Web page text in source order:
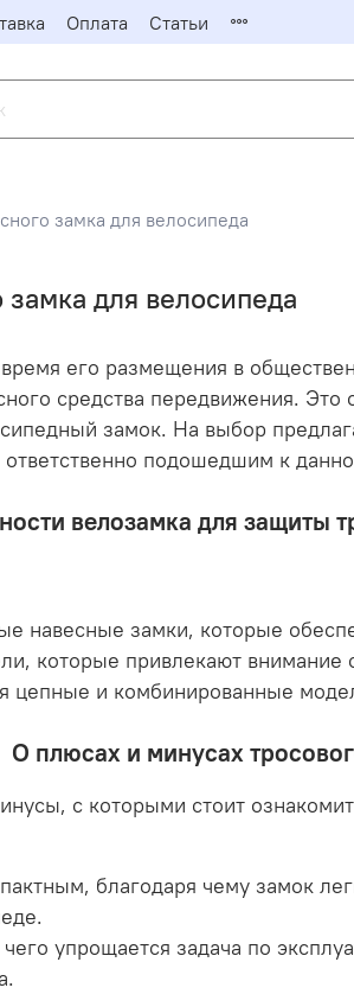
Оплата Статьи
замка для велосипеда
для велосипеда
его размещения в
средства передвижения.
замок. На выбор
подошедшим к
велозамка для защиты
навесные замки, которые
которые привлекают внимание
цепные и комбинированные
О плюсах и минусах
с которыми стоит
благодаря чему замок
упрощается задача по